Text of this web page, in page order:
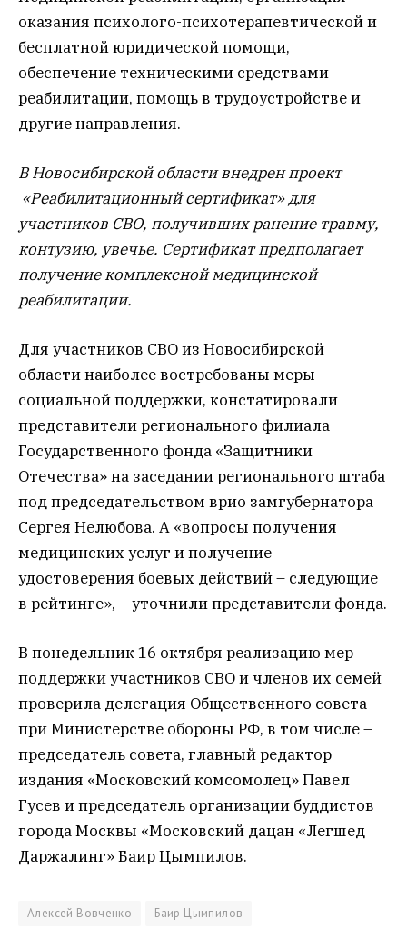
оказания психолого-психотерапевтической и
бесплатной юридической помощи,
обеспечение техническими средствами
реабилитации, помощь в трудоустройстве и
другие направления.
В Новосибирской области внедрен проект
«Реабилитационный сертификат» для
участников СВО, получивших ранение травму,
контузию, увечье. Сертификат предполагает
получение комплексной медицинской
реабилитации.
Для участников СВО из Новосибирской
области наиболее востребованы меры
социальной поддержки, констатировали
представители регионального филиала
Государственного фонда «Защитники
Отечества» на заседании регионального штаба
под председательством врио замгубернатора
Сергея Нелюбова. А «вопросы получения
медицинских услуг и получение
удостоверения боевых действий – следующие
в рейтинге», – уточнили представители фонда.
В понедельник 16 октября реализацию мер
поддержки участников СВО и членов их семей
проверила делегация Общественного совета
при Министерстве обороны РФ, в том числе –
председатель совета, главный редактор
издания «Московский комсомолец» Павел
Гусев и председатель организации буддистов
города Москвы «Московский дацан «Легшед
Даржалинг» Баир Цымпилов.
Алексей Вовченко
Баир Цымпилов